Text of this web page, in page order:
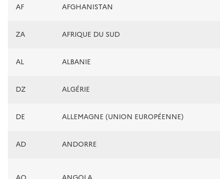
AF AFGHANISTAN
ZA AFRIQUE DU SUD
AL ALBANIE
DZ ALGÉRIE
DE ALLEMAGNE (UNION EUROPÉENNE)
AD ANDORRE